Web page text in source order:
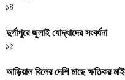
১৪
দুর্গাপুরে জুলাই যোদ্ধাদের সংবর্ধনা
১৫
আড়িয়াল বিলের দেশি মাছে ক্ষতিকর